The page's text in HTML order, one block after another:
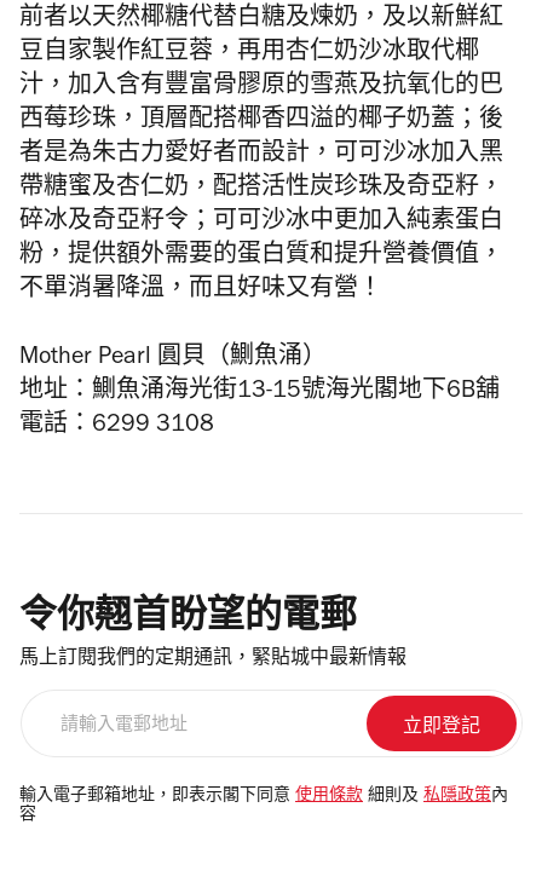
前者以天然椰糖代替白糖及煉奶，及以新鮮紅
豆自家製作紅豆蓉， 再用杏仁奶沙冰取代椰
汁， 加入含有豐富骨膠原的雪燕及抗氧化的巴
西莓珍珠， 頂層配搭椰香四溢的椰子奶蓋； 後
者是為朱古 力愛好者而設計，可可沙冰加入黑
帶糖蜜及杏仁奶，配搭活性炭珍珠及奇亞籽，
碎冰及奇亞籽令；可可 沙冰中更加入純素蛋白
粉，提供額外需要的蛋白質和提升營養價值，
不單消暑降溫，而且好味又有營！
Mother Pearl 圓貝（鰂魚涌）
地址： 鰂魚涌海光街13-15號海光閣地下6B舖
電話：6299 3108
令你翹首盼望的電郵
馬上訂閱我們的定期通訊，緊貼城中最新情報
電
郵
輸入電子郵箱地址，即表示閣下同意 使用條款 細則及 私隱政策 內
容